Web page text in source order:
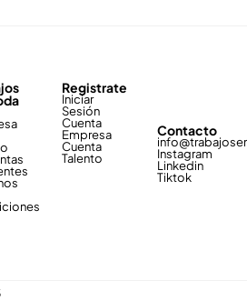
Registrate
Iniciar
Sesión
Cuenta
Empresa
Cuenta
Talento
Contacto
Instagram
Linkedin
Tiktok